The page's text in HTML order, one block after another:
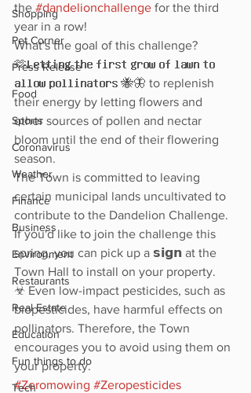
Shopping
Pet Corner
Press Release
Food
Sports
Coronavirus
Weather
Finance
Business
Environment
Restaurants
Real Estate
Education
Fun things to do
Tech
the #dandelionchallenge for the third
year in a row!
What's the goal of this challenge?
🫶𝗟𝗲𝘁𝘁𝗶𝗻𝗴 𝘁𝗵𝗲 𝗳𝗶𝗿𝘀𝘁 𝗴𝗿𝗼𝘄 𝗼𝗳 𝗹𝗮𝘄𝗻 𝘁𝗼
𝗮𝗹𝗹𝗼𝘄 𝗽𝗼𝗹𝗹𝗶𝗻𝗮𝘁𝗼𝗿𝘀 🐝🦋 to replenish
their energy by letting flowers and
other sources of pollen and nectar
bloom until the end of their flowering
season.
The Town is committed to leaving
certain municipal lands uncultivated to
contribute to the Dandelion Challenge.
If you'd like to join the challenge this
spring, you can pick up a 𝘀𝗶𝗴𝗻 at the
Town Hall to install on your property.
☣︎ Even low-impact pesticides, such as
biopesticides, have harmful effects on
pollinators. Therefore, the Town
encourages you to avoid using them on
your property.
#Zeromowing #Zeropesticides